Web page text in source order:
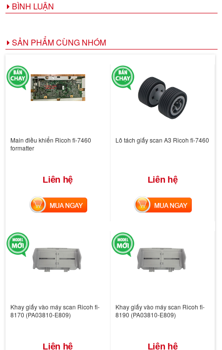
BÌNH LUẬN
SẢN PHẨM CÙNG NHÓM
Main điều khiển Ricoh fi-7460
formatter
Liên hệ
MUA NGAY
Lô tách giấy scan A3 Ricoh fi-7460
Liên hệ
MUA NGAY
Khay giấy vào máy scan Ricoh fi-
8170 (PA03810-E809)
Liên hệ
Khay giấy vào máy scan Ricoh fi-
8190 (PA03810-E809)
Liên hệ